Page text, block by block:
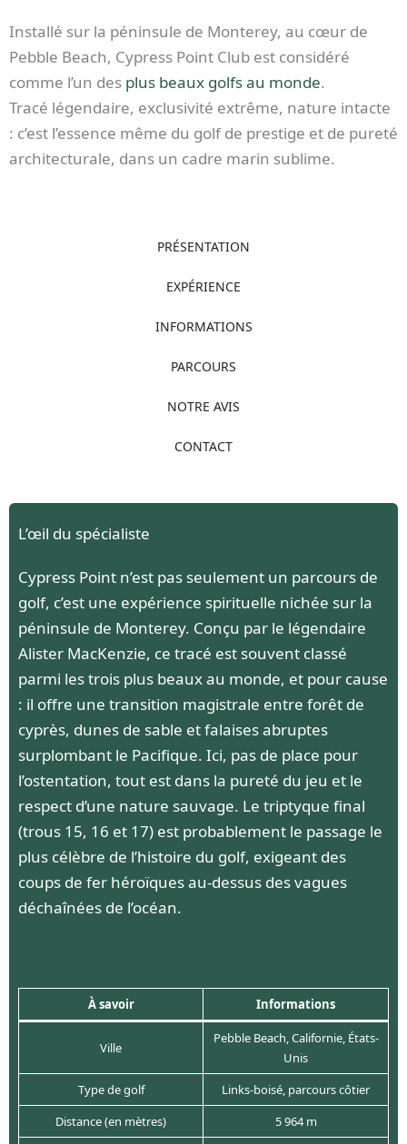
Installé sur la péninsule de Monterey, au cœur de
Pebble Beach, Cypress Point Club est considéré
comme l’un des plus beaux golfs au monde.
Tracé légendaire, exclusivité extrême, nature intacte
: c’est l’essence même du golf de prestige et de pureté
architecturale, dans un cadre marin sublime.
PRÉSENTATION
EXPÉRIENCE
INFORMATIONS
PARCOURS
NOTRE AVIS
CONTACT
L’œil du spécialiste
Cypress Point n’est pas seulement un parcours de
golf, c’est une expérience spirituelle nichée sur la
péninsule de Monterey. Conçu par le légendaire
Alister MacKenzie, ce tracé est souvent classé
parmi les trois plus beaux au monde, et pour cause
: il offre une transition magistrale entre forêt de
cyprès, dunes de sable et falaises abruptes
surplombant le Pacifique. Ici, pas de place pour
l’ostentation, tout est dans la pureté du jeu et le
respect d’une nature sauvage. Le triptyque final
(trous 15, 16 et 17) est probablement le passage le
plus célèbre de l’histoire du golf, exigeant des
coups de fer héroïques au-dessus des vagues
déchaînées de l’océan.
À savoir Informations
Ville
Pebble Beach, Californie, États-
Unis
Type de golf
Links-boisé, parcours côtier
Distance (en mètres)
5 964 m